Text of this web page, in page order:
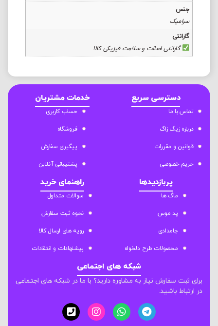
جنس
سرامیک
گارانتی
گارانتی اصالت و سلامت فیزیکی کالا
دسترسی سریع
تماس با ما
درباره زیگ زاگ
قوانین و مقررات
حریم خصوصی
خدمات مشتریان
حساب کاربری
فروشگاه
پیگیری سفارش
پشتیبانی آنلاین
پربازدیدها
ماگ ها
پد موس
جامدادی
محصولات طرح دلخواه
راهنمای خرید
سوالات متداول
نحوه ثبت سفارش
رویه های ارسال کالا
پیشنهادات و انتقادات
شبکه های اجتماعی
برای ثبت سفارش نیاز به مشاوره دارید؟ با ما در شبکه های اجتماعی
در ارتباط باشید.